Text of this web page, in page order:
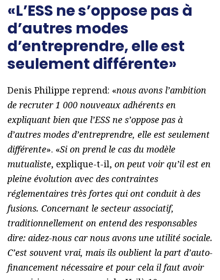
«L’ESS ne s’oppose pas à
d’autres modes
d’entreprendre, elle est
seulement différente»
Denis Philippe reprend: «nous avons l’ambition
de recruter 1 000 nouveaux adhérents en
expliquant bien que l’ESS ne s’oppose pas à
d’autres modes d’entreprendre, elle est seulement
différente». «Si on prend le cas du modèle
mutualiste, explique-t-il, on peut voir qu’il est en
pleine évolution avec des contraintes
réglementaires très fortes qui ont conduit à des
fusions. Concernant le secteur associatif,
traditionnellement on entend des responsables
dire: aidez-nous car nous avons une utilité sociale.
C’est souvent vrai, mais ils oublient la part d’auto-
financement nécessaire et pour cela il faut avoir